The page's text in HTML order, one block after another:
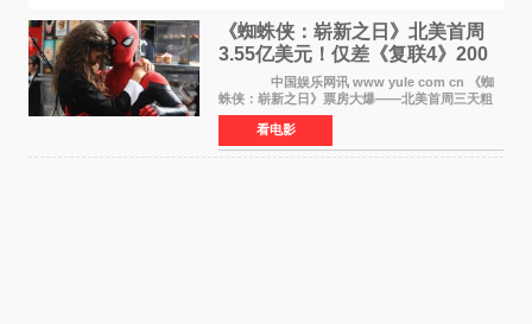
《蜘蛛侠：崭新之日》北美首周
3.55亿美元！仅差《复联4》200
万 影史第二全球开画
中国娱乐网讯 www yule com cn 《蜘
蛛侠：崭新之日》票房大爆——北美首周三天粗
报3 55亿美元，仅比影史最高北美开画《复仇者
联盟4：终局之战》的3 571亿美元少200万出头，
精报调整后仍
看电影